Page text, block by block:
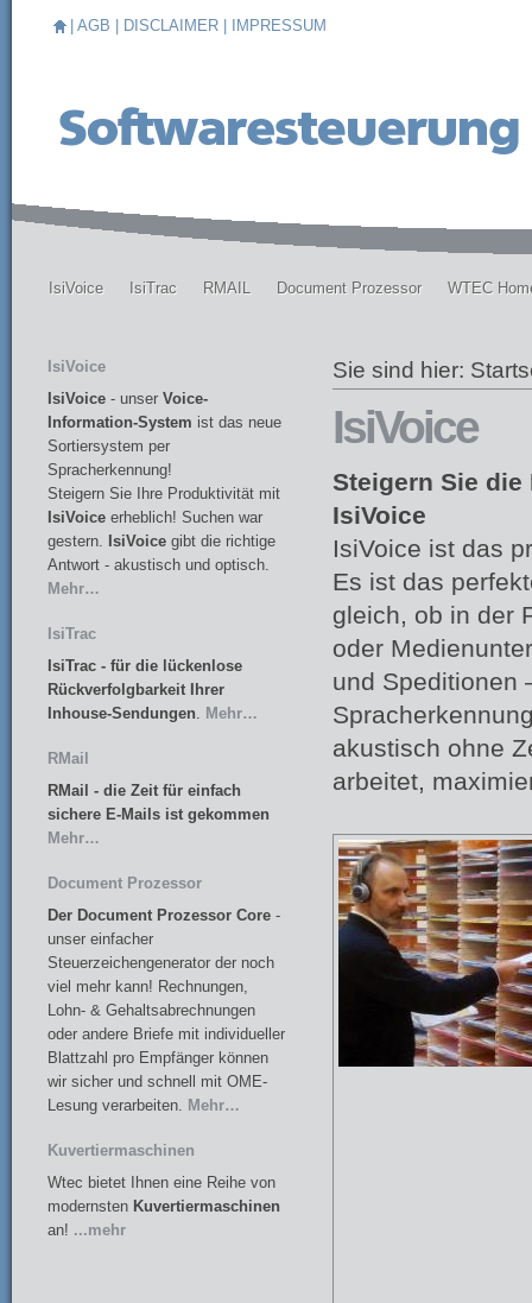
AGB DISCLAIMER IMPRESSUM
IsiVoice IsiTrac RMAIL Document Prozessor WTEC
Sie sind hier:
IsiVoice
Steigern Sie
IsiVoice
IsiVoice ist das
Es ist das
gleich, ob in der
oder
und Speditionen
akustisch ohne
arbeitet,
IsiVoice
IsiVoice - unser Voice-
Information-System ist das neue
Sortiersystem per
Spracherkennung!
Steigern Sie Ihre Produktivität mit
IsiVoice erheblich! Suchen war
gestern. IsiVoice gibt die richtige
Antwort - akustisch und optisch.
Mehr…
IsiTrac
IsiTrac - für die lückenlose
Rückverfolgbarkeit Ihrer
Inhouse-Sendungen. Mehr…
RMail
RMail - die Zeit für einfach
sichere E-Mails ist gekommen
Mehr…
Document Prozessor
Der Document Prozessor Core -
unser einfacher
Steuerzeichengenerator der noch
viel mehr kann! Rechnungen,
Lohn- & Gehaltsabrechnungen
oder andere Briefe mit individueller
Blattzahl pro Empfänger können
wir sicher und schnell mit OME-
Lesung verarbeiten. Mehr…
Kuvertiermaschinen
Wtec bietet Ihnen eine Reihe von
modernsten Kuvertiermaschinen
an! ...mehr